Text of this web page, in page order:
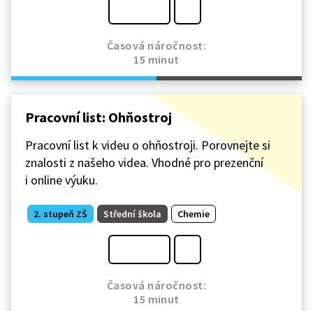
Časová náročnost:
15 minut
Pracovní list: Ohňostroj
Pracovní list k videu o ohňostroji. Porovnejte si
znalosti z našeho videa. Vhodné pro prezenční
i online výuku.
2. stupeň ZŠ Střední škola Chemie
Časová náročnost:
15 minut